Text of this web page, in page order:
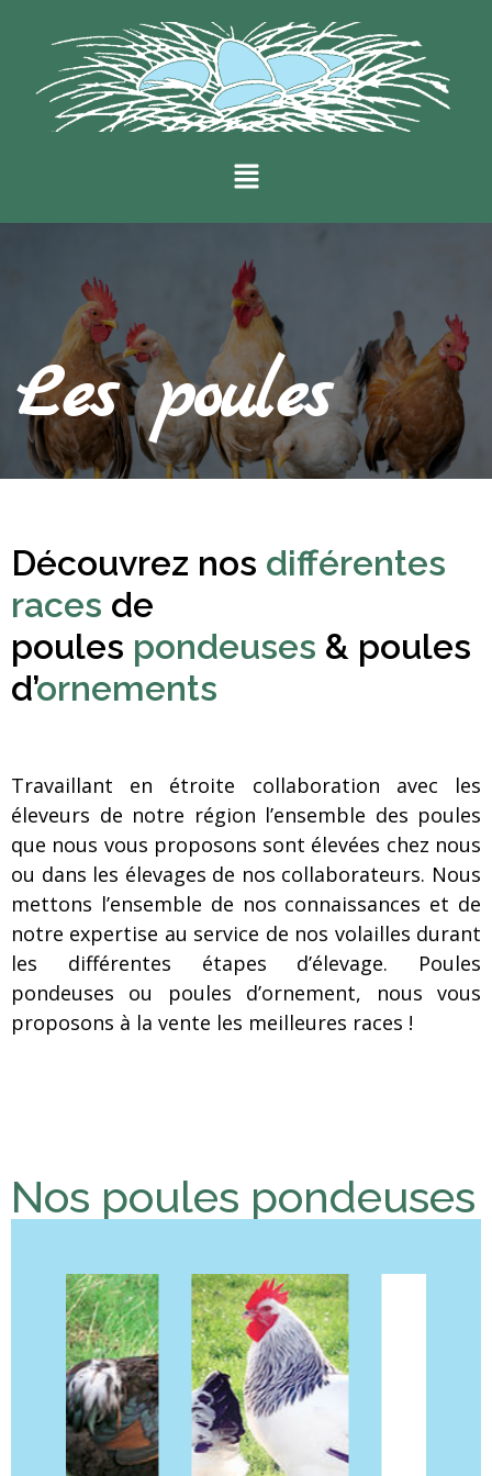
Les poules
Découvrez nos différentes
races de
poules pondeuses & poules
d’ornements
Travaillant en étroite collaboration avec les
éleveurs de notre région l’ensemble des poules
que nous vous proposons sont élevées chez nous
ou dans les élevages de nos collaborateurs. Nous
mettons l’ensemble de nos connaissances et de
notre expertise au service de nos volailles durant
les différentes étapes d’élevage. Poules
pondeuses ou poules d’ornement, nous vous
proposons à la vente les meilleures races !
Nos poules pondeuses